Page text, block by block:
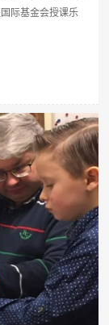
际基金会授课乐